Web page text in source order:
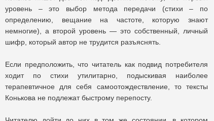
уровень – это выбор метода передачи (стихи – по
определению, вещание на частоте, которую знают
немногие), а второй уровень — это собственный, личный
шифр, который автор не трудится разъяснять.
Если предположить, что читатель как подвид потребителя
ходит по стихи утилитарно, подыскивая наиболее
терапевтичное для себя самоотождествление, то тексты
Конькова не подлежат быстрому перепосту.